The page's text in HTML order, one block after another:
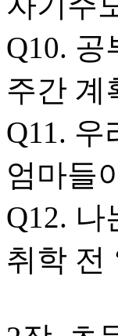
Q10. 공
주간 계
Q11. 우
엄마들
Q12.
취학 전